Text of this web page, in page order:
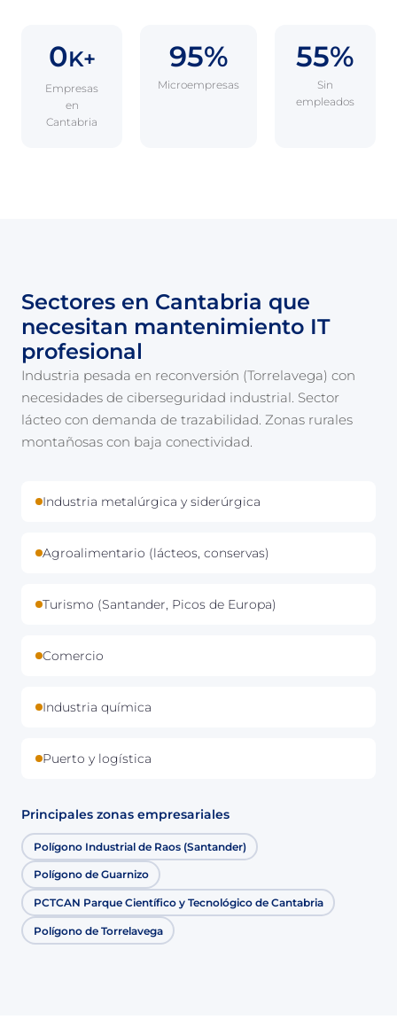
0K+
Empresas
en
Cantabria
95%
Microempresas
55%
Sin
empleados
Sectores en Cantabria que
necesitan mantenimiento IT
profesional
Industria pesada en reconversión (Torrelavega) con
necesidades de ciberseguridad industrial. Sector
lácteo con demanda de trazabilidad. Zonas rurales
montañosas con baja conectividad.
Industria metalúrgica y siderúrgica
Agroalimentario (lácteos, conservas)
Turismo (Santander, Picos de Europa)
Comercio
Industria química
Puerto y logística
Principales zonas empresariales
Polígono Industrial de Raos (Santander)
Polígono de Guarnizo
PCTCAN Parque Científico y Tecnológico de Cantabria
Polígono de Torrelavega